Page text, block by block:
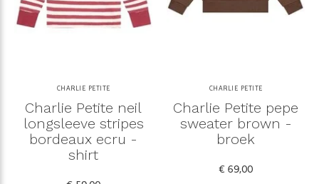
CHARLIE PETITE
Charlie Petite neil
longsleeve stripes
bordeaux ecru -
shirt
CHARLIE PETITE
Charlie Petite pepe
sweater brown -
broek
€ 69,00